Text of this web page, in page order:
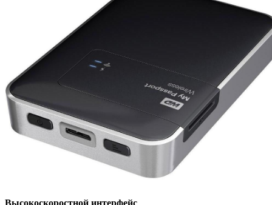
Высокоскоростной интерфейс